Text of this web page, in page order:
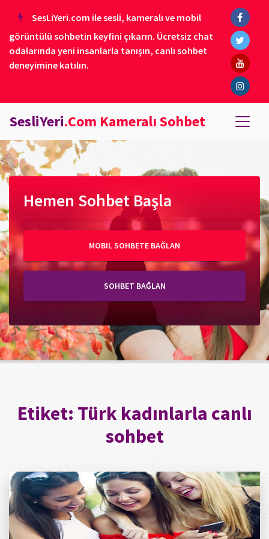
SesLiYeri.com ile sesli, kameralı ve mobil
görüntülü sohbetin keyfini çıkarın. Ücretsiz chat
odalarında yeni insanlarla tanışın, canlı sohbet
deneyimine katılın.
SesliYeri.Com Kameralı Sohbet
Hemen Sohbet Başla
MOBIL SOHBETE BAĞLAN
SOHBET BAĞLAN
Etiket: Türk kadınlarla canlı
sohbet